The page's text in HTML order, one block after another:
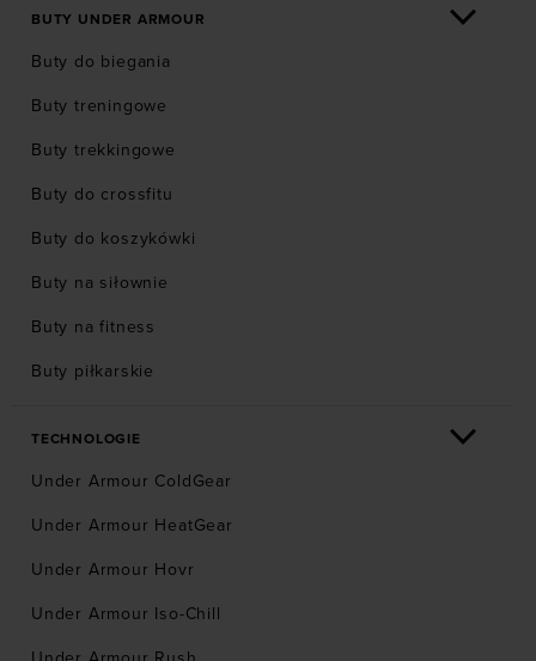
BUTY UNDER ARMOUR
Buty do biegania
Buty treningowe
Buty trekkingowe
Buty do crossfitu
Buty do koszykówki
Buty na siłownie
Buty na fitness
Buty piłkarskie
TECHNOLOGIE
Under Armour ColdGear
Under Armour HeatGear
Under Armour Hovr
Under Armour Iso-Chill